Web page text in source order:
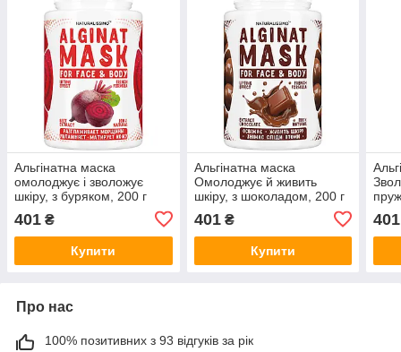
Альгінатна маска
омолоджує і зволожує
шкіру, з буряком, 200 г
401 ₴
Купити
Альгінатна маска
Омолоджує й живить
шкіру, з шоколадом, 200 г
401₴
Купити
401
Про нас
100% позитивних з 93 відгуків за рік